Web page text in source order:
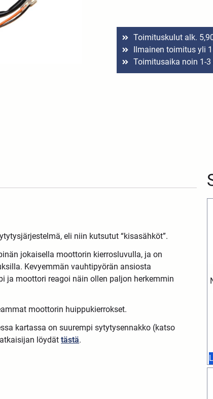
Toimituskulut alk.
Ilmainen toimitus yli
Toimitusaika noin 1-
eli niin kutsutut “kisasähköt”.
jokaisella moottorin kierrosluvulla, ja on
Kevyemmän vauhtipyörän ansiosta
ja moottori reagoi näin ollen paljon herkemmin
moottorin huippukierrokset.
kartassa on suurempi sytytysennakko (katso
löydättästä.